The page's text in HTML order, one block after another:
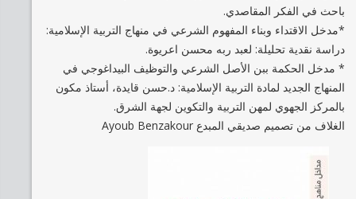
باحث في الفكر المقاصدي.
*مدخل الاقتداء وبناء المفهوم الشرعي في منهاج التربية الإسلامية:
دراسة نقدية تحليلة: لعبد ربه محسن اعريوة.
* مدخل الحكمة ببن الأصل الشرعي والتوظيف البيداغوجي في
المنهاج الجديد لمادة التربية الإسلامية: د.حسن قايدة، أستاذ مكون
بالمركز الجهوي لمهن التربية والتكوين لجهة الشرق.
الغلاف من تصميم صديقي المبدع Ayoub Benzakour